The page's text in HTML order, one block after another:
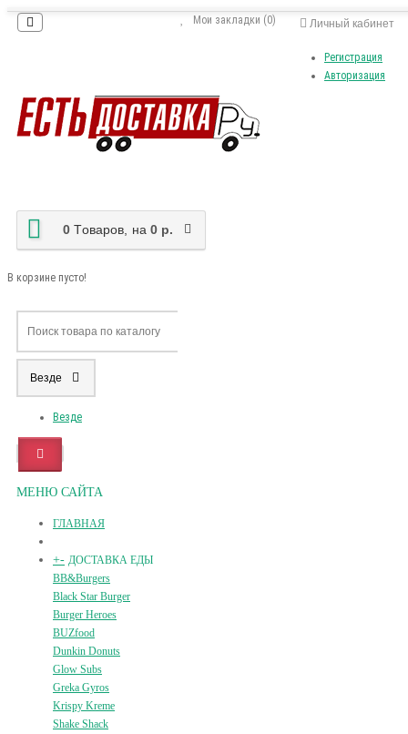
Личный кабинет
Регистрация
Авторизация
Мои закладки (0)
0 Tоваров, на 0 р.
В корзине пусто!
Везде
Везде
МЕНЮ САЙТА
ГЛАВНАЯ
+- ДОСТАВКА ЕДЫ
BB&Burgers
Black Star Burger
Burger Heroes
BUZfood
Dunkin Donuts
Glow Subs
Greka Gyros
Krispy Kreme
Shake Shack